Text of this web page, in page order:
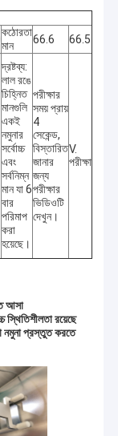
কঠোরতা
মান
66.6 66.5
দ্রষ্টব্য:
লাল রঙে
চিহ্নিত
মানগুলি
একই
নমুনার
সর্বোচ্চ
এবং
সর্বনিম্ন
মান যা 6
বার
পরিমাপ
করা
হয়েছে।
পরীক্ষার
সময় প্রায়
4
সেকেন্ড,
বিস্তারিত
জানার
জন্য
পরীক্ষার
ভিডিওটি
দেখুন।
V.
পরীক্ষা
আসা
রয়েছে
নমুনা প্রস্তুত করতে
হাই-টেক মেট্রোলজি
এবং নির্ভুল ডিভাইস
ভিশন পরিমাপের মেশিন,
কমপ্যারেটর), টুল
গবেষণা, উন্নয়ন,